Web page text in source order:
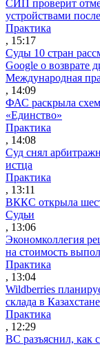
СИП проверит
устройствами
Практика
, 15:17
Суды 10 стран
Google о возврате
Международная
, 14:09
ФАС раскрыла
«Единство»
Практика
, 14:08
Суд снял
истца
Практика
, 13:11
ВККС открыла
Судьи
, 13:06
Экономколлегия
на стоимость
Практика
, 13:04
Wildberries
склада в Казахстане
Практика
, 12:29
ВС разъяснил, как